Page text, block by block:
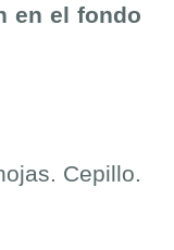
en el fondo
Cepillo.